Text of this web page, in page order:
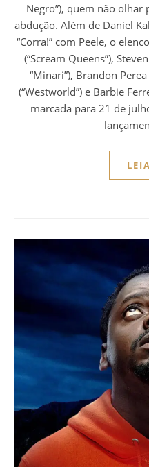
Negro”), quem não olhar
abdução. Além de Daniel
“Corra!” com Peele, o
(“Scream Queens”),
“Minari”), Brandon
(“Westworld”) e Barbie
marcada para 21 de